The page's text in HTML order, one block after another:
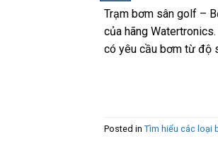
Trạm bơm sân golf –
của hãng
có yêu cầu bơm từ độ
Posted in Tìm hiểu các loại